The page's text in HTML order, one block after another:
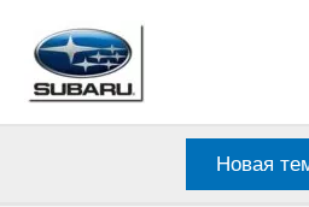
содержимому
Новая